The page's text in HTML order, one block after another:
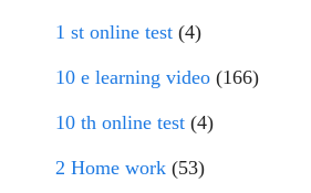
1 st online test (4)
10 e learning video (166)
10 th online test (4)
2 Home work (53)